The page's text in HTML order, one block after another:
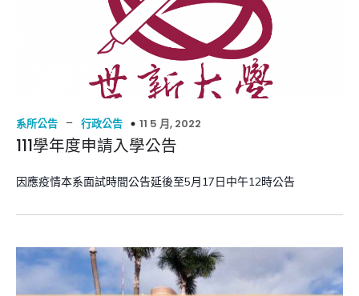
系所公告 – 行政公告 11 5 月, 2022
111學年度申請入學公告
因應疫情本系面試時間公告延後至5月17日中午12時公告